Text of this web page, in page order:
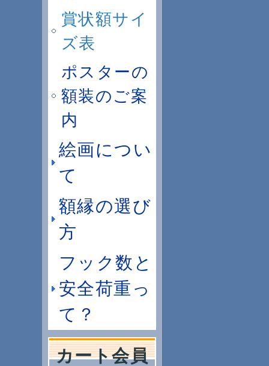
賞状額サイ
ズ表
ポスターの
額装のご案
内
絵画につい
て
額縁の選び
方
フック数と
安全荷重っ
て？
カート会員